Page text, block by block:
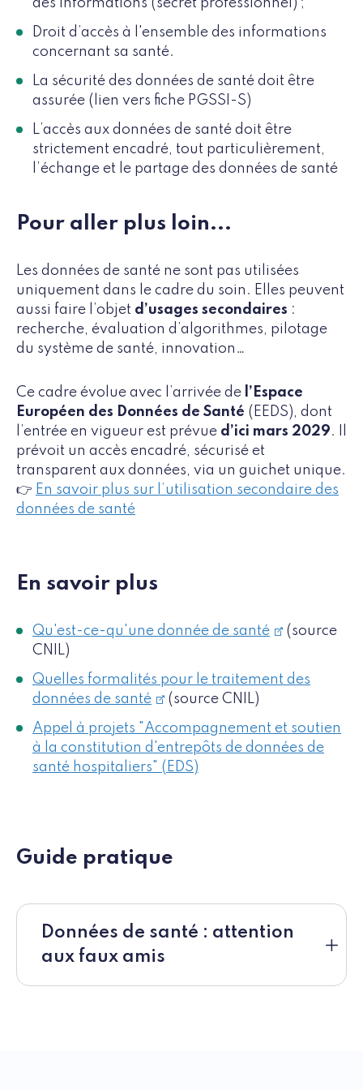
des informations (secret professionnel) ;
Droit d’accès à l'ensemble des informations
concernant sa santé.
La sécurité des données de santé doit être
assurée (lien vers fiche PGSSI-S)
L’accès aux données de santé doit être
strictement encadré, tout particulièrement,
l’échange et le partage des données de santé
Pour aller plus loin...
Les données de santé ne sont pas utilisées
uniquement dans le cadre du soin. Elles peuvent
aussi faire l’objet d’usages secondaires :
recherche, évaluation d’algorithmes, pilotage
du système de santé, innovation…
Ce cadre évolue avec l’arrivée de l’Espace
Européen des Données de Santé (EEDS), dont
l’entrée en vigueur est prévue d’ici mars 2029. Il
prévoit un accès encadré, sécurisé et
transparent aux données, via un guichet unique.
👉 En savoir plus sur l’utilisation secondaire des
données de santé
En savoir plus
Qu'est-ce-qu'une donnée de santé
(source
CNIL)
Quelles formalités pour le traitement des
données de santé
(source CNIL)
Appel à projets "Accompagnement et soutien
à la constitution d'entrepôts de données de
santé hospitaliers" (EDS)
Guide pratique
Données de santé : attention
aux faux amis